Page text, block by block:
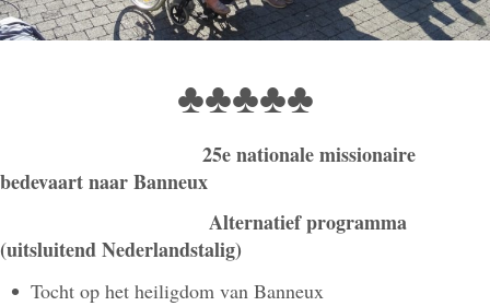
♣♣♣♣♣
25e nationale missionaire
bedevaart naar Banneux
Alternatief programma
(uitsluitend Nederlandstalig)
Tocht op het heiligdom van Banneux